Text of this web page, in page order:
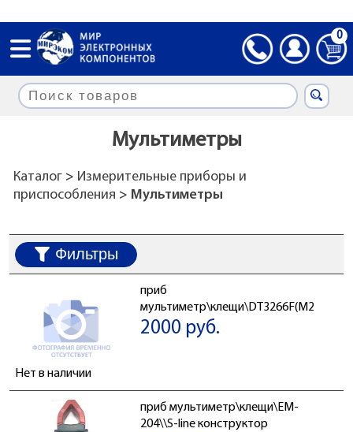
0
Мультиметры
Каталог> Измерительные приборы и
приспособления > Мультиметры
Фильтры
приб
2000 руб.
Нет в наличии
приб мультиметр\клещи\EM-
204\\S-line конструктор